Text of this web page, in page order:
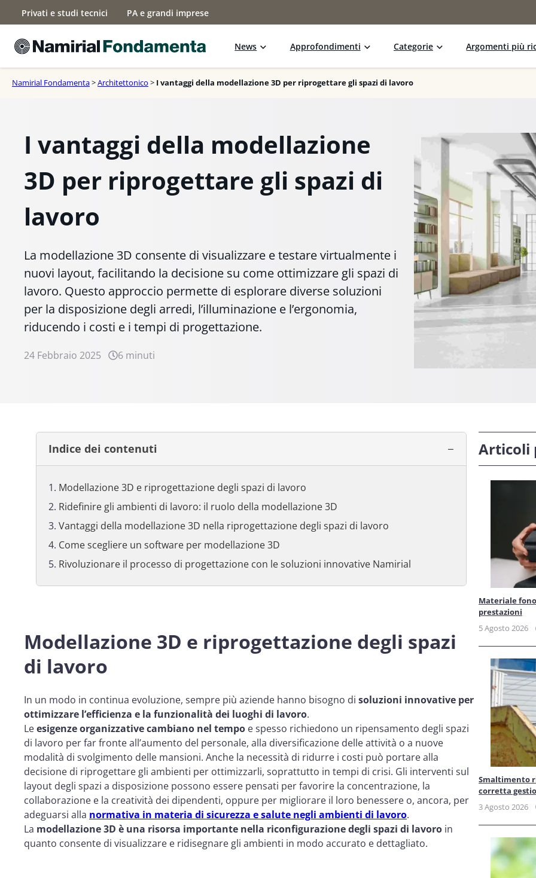
contenuto
Privati e studi tecnici PA e grandi imprese
News Approfondimenti Categorie Argomenti più
Namirial Fondamenta>Architettonico > I vantaggi della modellazione 3D per riprogettare gli spazi di lavoro
I vantaggi della modellazione
3D per riprogettare gli spazi di
lavoro
La modellazione 3D consente di visualizzare e testare virtualmente i
nuovi layout, facilitando la decisione su come ottimizzare gli spazi di
lavoro. Questo approccio permette di esplorare diverse soluzioni
per la disposizione degli arredi, l’illuminazione e l’ergonomia,
riducendo i costi e i tempi di progettazione.
24 Febbraio 2025 6 minuti
Indice dei contenuti
Modellazione 3D e riprogettazione degli spazi di lavoro
Ridefinire gli ambienti di lavoro: il ruolo della modellazione 3D
Vantaggi della modellazione 3D nella riprogettazione degli spazi di lavoro
Come scegliere un software per modellazione 3D
Rivoluzionare il processo di progettazione con le soluzioni innovative Namirial
Modellazione 3D e riprogettazione degli spazi
di lavoro
In un modo in continua evoluzione, sempre più aziende hanno bisogno di soluzioni innovative per
ottimizzare l’efficienza e la funzionalità dei luoghi di lavoro.
Leesigenze organizzative cambiano nel tempo e spesso richiedono un ripensamento degli spazi
di lavoro per far fronte all’aumento del personale, alla diversificazione delle attività o a nuove
modalità di svolgimento delle mansioni. Anche la necessità di ridurre i costi può portare alla
decisione di riprogettare gli ambienti per ottimizzarli, soprattutto in tempi di crisi. Gli interventi sul
layout degli spazi a disposizione possono essere pensati per favorire la concentrazione, la
collaborazione e la creatività dei dipendenti, oppure per migliorare il loro benessere o, ancora, per
adeguarsi alla normativa in materia di sicurezza e salute negli ambienti di lavoro.
La modellazione 3D è una risorsa importante nella riconfigurazione degli spazi di lavoro in
quanto consente di visualizzare e ridisegnare gli ambienti in modo accurato e dettagliato.
Articoli
Materiale
prestazioni
5 Agosto 2026
Smaltimento
corretta
3 Agosto 2026